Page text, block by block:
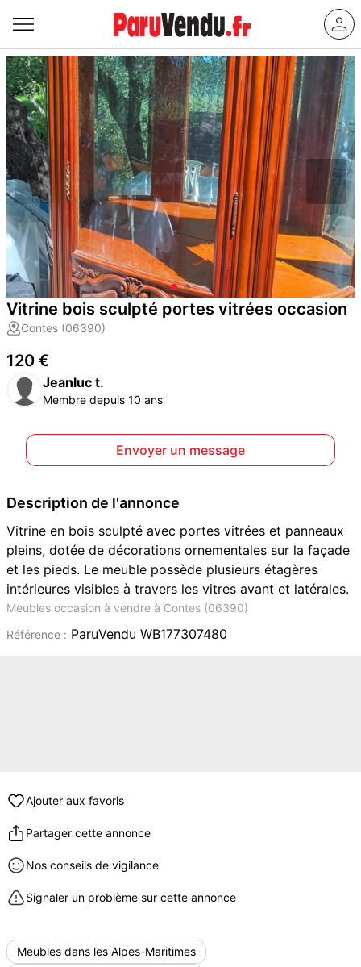
Vitrine bois sculpté portes vitrées occasion
Contes (06390)
120 €
Jeanluc t.
Membre depuis 10 ans
Envoyer un message
Description de l'annonce
Vitrine en bois sculpté avec portes vitrées et panneaux
pleins, dotée de décorations ornementales sur la façade
et les pieds. Le meuble possède plusieurs étagères
intérieures visibles à travers les vitres avant et latérales.
Meubles occasion à vendre à Contes (06390)
Référence : ParuVendu WB177307480
Ajouter aux favoris
Partager cette annonce
Nos conseils de vigilance
Signaler un problème sur cette annonce
Meubles dans les Alpes-Maritimes